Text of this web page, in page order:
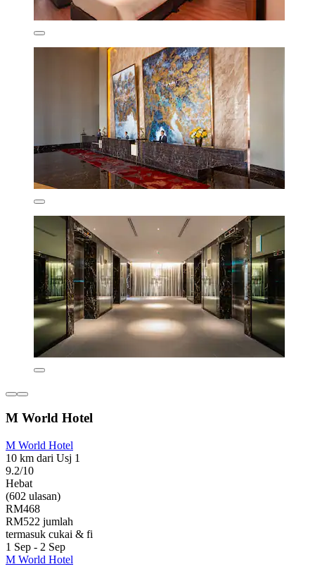
M World Hotel
M World Hotel
10 km dari Usj 1
9.2/10
Hebat
(602 ulasan)
RM468
RM522 jumlah
termasuk cukai & fi
1 Sep - 2 Sep
M World Hotel